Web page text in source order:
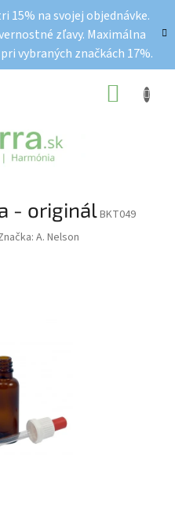
15% na svojej objednávke.
zľavy. Maximálna
vybraných značkách 17%.
- originál BKT049
A. Nelson